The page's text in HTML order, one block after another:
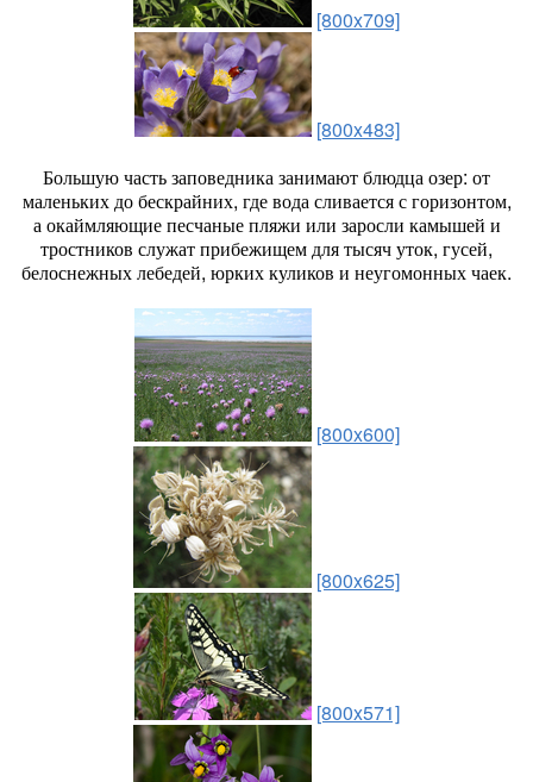
[800x709]
[800x483]
Большую часть заповедника занимают блюдца озер: от
маленьких до бескрайних, где вода сливается с горизонтом,
а окаймляющие песчаные пляжи или заросли камышей и
тростников служат прибежищем для тысяч уток, гусей,
белоснежных лебедей, юрких куликов и неугомонных чаек.
[800x600]
[800x625]
[800x571]